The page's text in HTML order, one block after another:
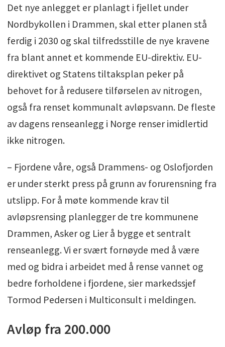
Det nye anlegget er planlagt i fjellet under
Nordbykollen i Drammen, skal etter planen stå
ferdig i 2030 og skal tilfredsstille de nye kravene
fra blant annet et kommende EU-direktiv. EU-
direktivet og Statens tiltaksplan peker på
behovet for å redusere tilførselen av nitrogen,
også fra renset kommunalt avløpsvann. De fleste
av dagens renseanlegg i Norge renser imidlertid
ikke nitrogen.
– Fjordene våre, også Drammens- og Oslofjorden
er under sterkt press på grunn av forurensning fra
utslipp. For å møte kommende krav til
avløpsrensing planlegger de tre kommunene
Drammen, Asker og Lier å bygge et sentralt
renseanlegg. Vi er svært fornøyde med å være
med og bidra i arbeidet med å rense vannet og
bedre forholdene i fjordene, sier markedssjef
Tormod Pedersen i Multiconsult i meldingen.
Avløp fra 200.000